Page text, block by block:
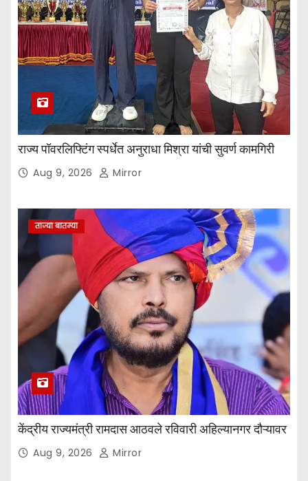
राज्य पॉवरलिफ्टिंग स्पर्धेत अनुराधा मिश्रा यांची सुवर्ण कामगिरी
Aug 9, 2026 Mirror
ताज्या बातम्या
केंद्रीय राज्यमंत्री रामदास आठवले रविवारी अहिल्यानगर दौऱ्यावर
Aug 9, 2026 Mirror